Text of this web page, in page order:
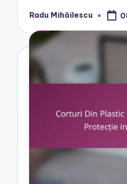
Posted
Radu Mihăilescu